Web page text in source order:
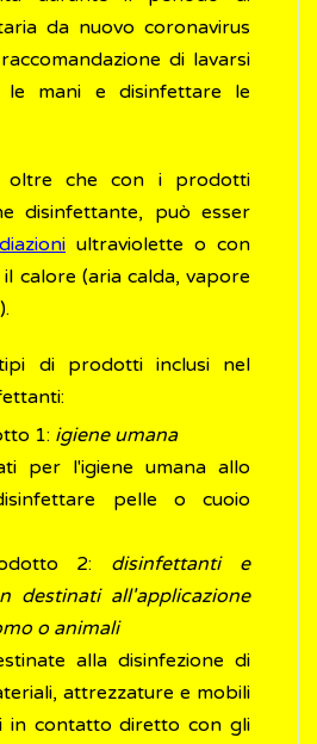
da nuovo coronavirus
di lavarsi
le mani e disinfettare le
oltre che con i prodotti
disinfettante, può esser
ultraviolette o con
il calore (aria calda, vapore
di prodotti inclusi nel
1: igiene umana
per l'igiene umana allo
pelle o cuoio
2: disinfettanti e
destinati all'applicazione
o animali
alla disinfezione di
attrezzature e mobili
in contatto diretto con gli